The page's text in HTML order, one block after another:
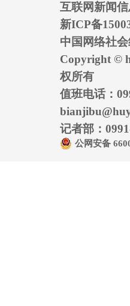
互联网新闻信
新ICP备
中国网络社
Copyright ©
权所有
值班电话：
记者部：
公网安备